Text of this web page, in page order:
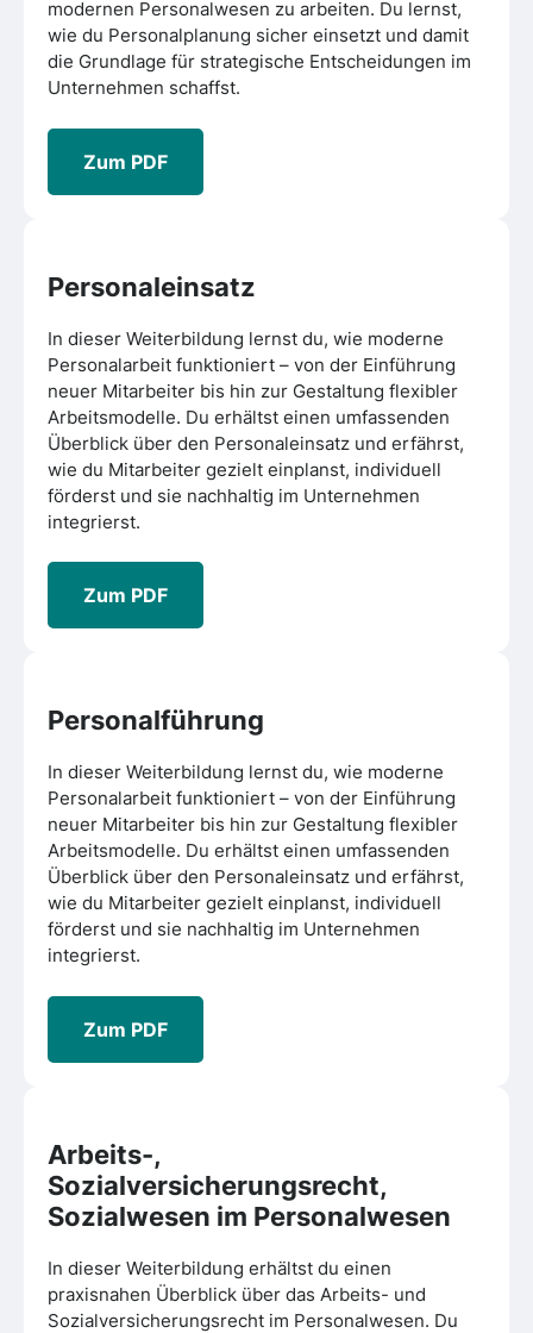
modernen Personalwesen zu arbeiten. Du lernst,
wie du Personalplanung sicher einsetzt und damit
die Grundlage für strategische Entscheidungen im
Unternehmen schaffst.
Zum PDF
Personaleinsatz
In dieser Weiterbildung lernst du, wie moderne
Personalarbeit funktioniert – von der Einführung
neuer Mitarbeiter bis hin zur Gestaltung flexibler
Arbeitsmodelle. Du erhältst einen umfassenden
Überblick über den Personaleinsatz und erfährst,
wie du Mitarbeiter gezielt einplanst, individuell
förderst und sie nachhaltig im Unternehmen
integrierst.
Zum PDF
Personalführung
In dieser Weiterbildung lernst du, wie moderne
Personalarbeit funktioniert – von der Einführung
neuer Mitarbeiter bis hin zur Gestaltung flexibler
Arbeitsmodelle. Du erhältst einen umfassenden
Überblick über den Personaleinsatz und erfährst,
wie du Mitarbeiter gezielt einplanst, individuell
förderst und sie nachhaltig im Unternehmen
integrierst.
Zum PDF
Arbeits-,
Sozialversicherungsrecht,
Sozialwesen im Personalwesen
In dieser Weiterbildung erhältst du einen
praxisnahen Überblick über das Arbeits- und
Sozialversicherungsrecht im Personalwesen. Du